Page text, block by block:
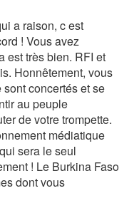
a raison, c est
! Vous avez
est très bien. RFI et
Honnêtement, vous
concertés et se
au peuple
de votre trompette.
médiatique
sera le seul
! Le Burkina Faso
dont vous